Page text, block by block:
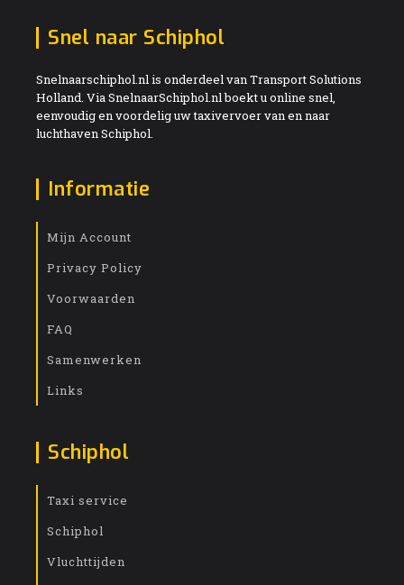
Snel naar Schiphol
Snelnaarschiphol.nl is onderdeel van Transport Solutions
Holland. Via SnelnaarSchiphol.nl boekt u online snel,
eenvoudig en voordelig uw taxivervoer van en naar
luchthaven Schiphol.
Informatie
Mijn Account
Privacy Policy
Voorwaarden
FAQ
Samenwerken
Links
Schiphol
Taxi service
Schiphol
Vluchttijden